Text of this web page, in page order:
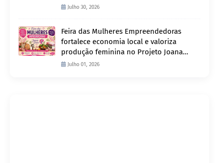
Julho 30, 2026
Feira das Mulheres Empreendedoras
fortalece economia local e valoriza
produção feminina no Projeto Joana
D’ArcJulho 01, 2026